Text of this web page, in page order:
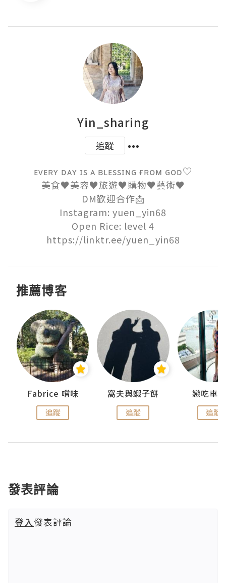
Yin_sharing
追蹤
ᴇᴠᴇʀʏ ᴅᴀʏ ɪs ᴀ ʙʟᴇssɪɴɢ ғʀᴏᴍ ɢᴏᴅ♡
美食♥︎美容♥︎旅遊♥︎購物♥︎藝術♥︎
DM歡迎合作📩
Instagram: yuen_yin68
Open Rice: level 4
https://linktr.ee/yuen_yin68
推薦博客
Fabrice 嚐味
追蹤
窩夫與蝦子餅
追蹤
戀吃車
追蹤
發表評論
登入發表評論